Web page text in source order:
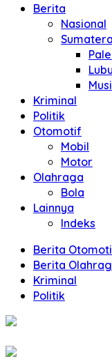
Berita
Nasional
Kriminal
Politik
Otomotif
Mobil
Motor
Olahraga
Bola
Lainnya
Indeks
Berita
Berita
Kriminal
Politik